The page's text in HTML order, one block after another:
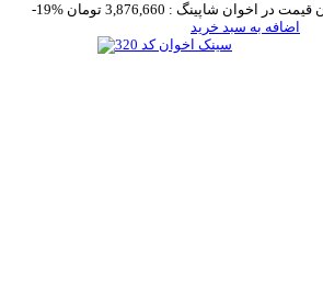
-19% قیمت در اخوان شاپینگ : 3,876,660 تومان
اضافه به سبد خرید